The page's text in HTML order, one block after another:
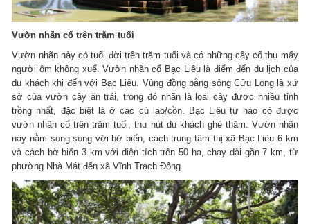
Vườn nhãn cổ trên trăm tuổi
Vườn nhãn này có tuổi đời trên trăm tuổi và có những cây cổ thụ mấy
người ôm không xuể. Vườn nhãn cổ Bạc Liêu là điểm đến du lịch của
du khách khi đến với Bạc Liêu. Vùng đồng bằng sông Cửu Long là xứ
sở của vườn cây ăn trái, trong đó nhãn là loại cây được nhiều tỉnh
trồng nhất, đặc biệt là ở các cù lao/cồn. Bạc Liêu tự hào có được
vườn nhãn cổ trên trăm tuổi, thu hút du khách ghé thăm. Vườn nhãn
này nằm song song với bờ biển, cách trung tâm thị xã Bạc Liêu 6 km
và cách bờ biển 3 km với diện tích trên 50 ha, chạy dài gần 7 km, từ
phường Nhà Mát đến xã Vĩnh Trạch Đông.